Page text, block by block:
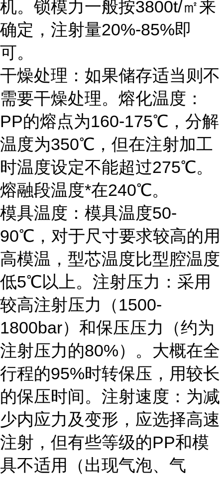
机。锁模力一般按3800t/㎡来
确定，注射量20%-85%即
可。
干燥处理：如果储存适当则不
需要干燥处理。熔化温度：
PP的熔点为160-175℃，分解
温度为350℃，但在注射加工
时温度设定不能超过275℃。
熔融段温度*在240℃。
模具温度：模具温度50-
90℃，对于尺寸要求较高的用
高模温，型芯温度比型腔温度
低5℃以上。注射压力：采用
较高注射压力（1500-
1800bar）和保压压力（约为
注射压力的80%）。大概在全
行程的95%时转保压，用较长
的保压时间。注射速度：为减
少内应力及变形，应选择高速
注射，但有些等级的PP和模
具不适用（出现气泡、气